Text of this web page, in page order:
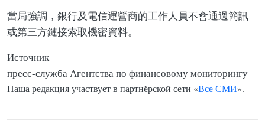
當局強調，銀行及電信運營商的工作人員不會通過簡訊
或第三方鏈接索取機密資料。
Источник
пресс-служба Агентства по финансовому мониторингу
Наша редакция участвует в партнёрской сети «Все СМИ».